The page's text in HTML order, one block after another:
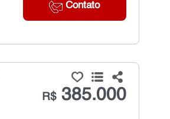
Contato
R$385.000